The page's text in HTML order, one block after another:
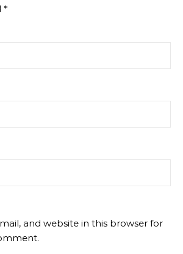
*
and website in this browser for